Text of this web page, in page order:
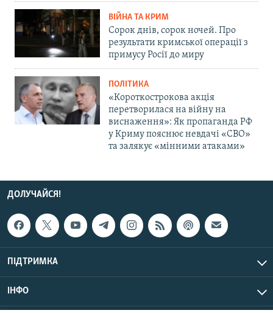
ВІЙНА ТА КРИМ
Сорок днів, сорок ночей. Про
результати кримської операції з
примусу Росії до миру
ПОЛІТИКА
«Короткострокова акція
перетворилася на війну на
виснаження»: Як пропаганда РФ
у Криму пояснює невдачі «СВО»
та залякує «мінними атаками»
ДОЛУЧАЙСЯ!
ПІДТРИМКА
ІНФО